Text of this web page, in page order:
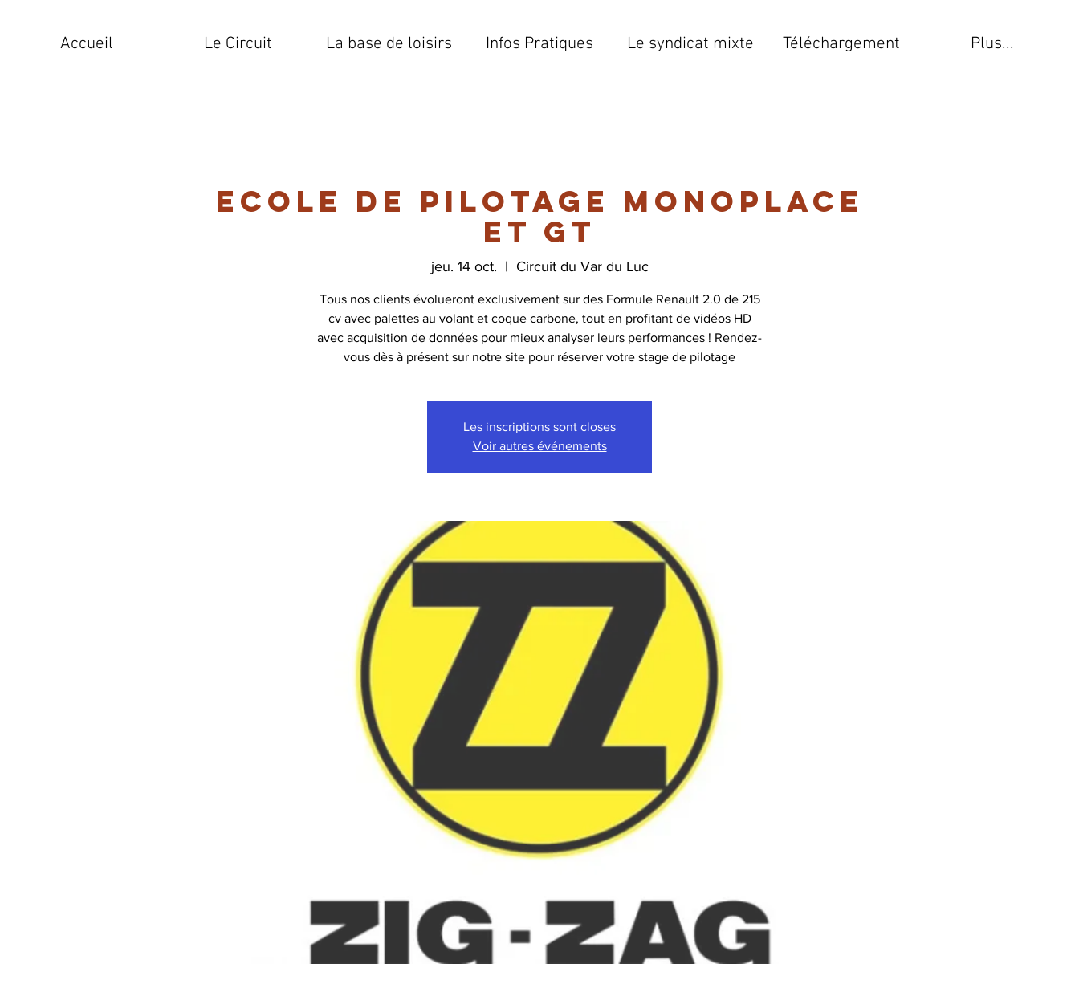
Accueil Le Circuit La base de loisirs Infos Pratiques Le syndicat mixte Téléchargement Plus...
Ecole de pilotage monoplace
et GT
jeu. 14 oct.
  |
Circuit du Var du Luc
Tous nos clients évolueront exclusivement sur des Formule Renault 2.0 de 215
cv avec palettes au volant et coque carbone, tout en profitant de vidéos HD
avec acquisition de données pour mieux analyser leurs performances ! Rendez-
vous dès à présent sur notre site pour réserver votre stage de pilotage
Les inscriptions sont closes
Voir autres événements